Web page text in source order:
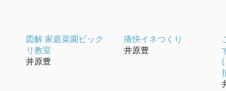
図解 家庭菜園ビック
リ教室
井原豊
痛快イネつくり
井原豊
(